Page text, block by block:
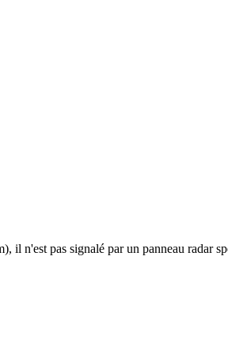
il n'est pas signalé par un panneau radar